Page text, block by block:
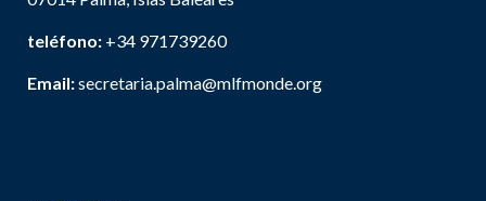
teléfono: +34 971739260
Email:secretaria.palma@mlfmonde.org